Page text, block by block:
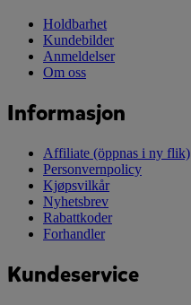
Holdbarhet
Kundebilder
Anmeldelser
Om oss
Informasjon
Affiliate (öppnas i ny flik)
Personvernpolicy
Kjøpsvilkår
Nyhetsbrev
Rabattkoder
Forhandler
Kundeservice